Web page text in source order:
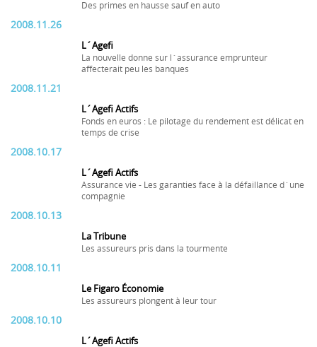
Des primes en hausse sauf en auto
2008.11.26
L´Agefi
La nouvelle donne sur l´assurance emprunteur
affecterait peu les banques
2008.11.21
L´Agefi Actifs
Fonds en euros : Le pilotage du rendement est délicat en
temps de crise
2008.10.17
L´Agefi Actifs
Assurance vie - Les garanties face à la défaillance d´une
compagnie
2008.10.13
La Tribune
Les assureurs pris dans la tourmente
2008.10.11
Le Figaro Économie
Les assureurs plongent à leur tour
2008.10.10
L´Agefi Actifs